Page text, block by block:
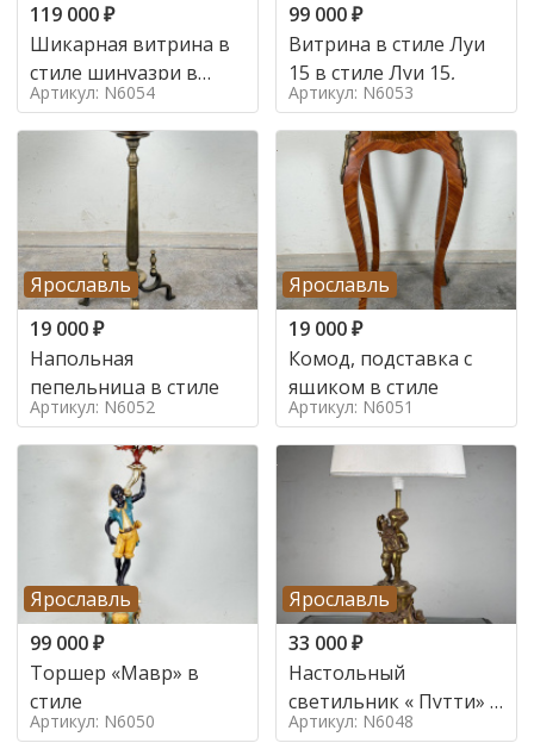
119 000₽
Шикарная витрина в
стиле шинуазри в
стиле шинуазри,
Артикул: N6054
99 000₽
Витрина в стиле Луи
15 в стиле Луи 15,
Артикул: N6053
Ярославль
19 000₽
Напольная
пепельница в стиле
Артикул: N6052
Ярославль
19 000₽
Комод, подставка с
ящиком в стиле
Артикул: N6051
Ярославль
99 000₽
Торшер «Мавр» в
стиле
Артикул: N6050
Ярославль
33 000₽
Настольный
светильник « Путти» в
стиле
Артикул: N6048